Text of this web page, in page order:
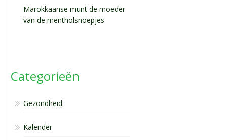
Marokkaanse munt de moeder
van de mentholsnoepjes
Categorieën
Gezondheid
Kalender